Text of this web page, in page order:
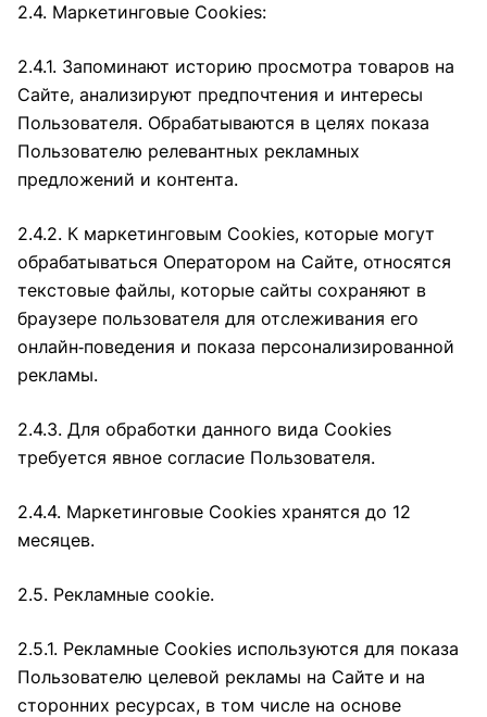
2.4. Маркетинговые Cookies:
2.4.1. Запоминают историю просмотра товаров на
Сайте, анализируют предпочтения и интересы
Пользователя. Обрабатываются в целях показа
Пользователю релевантных рекламных
предложений и контента.
2.4.2. К маркетинговым Cookies, которые могут
обрабатываться Оператором на Сайте, относятся
текстовые файлы, которые сайты сохраняют в
браузере пользователя для отслеживания его
онлайн‑поведения и показа персонализированной
рекламы.
2.4.3. Для обработки данного вида Cookies
требуется явное согласие Пользователя.
2.4.4. Маркетинговые Cookies хранятся до 12
месяцев.
2.5. Рекламные cookie.
2.5.1. Рекламные Cookies используются для показа
Пользователю целевой рекламы на Сайте и на
сторонних ресурсах, в том числе на основе